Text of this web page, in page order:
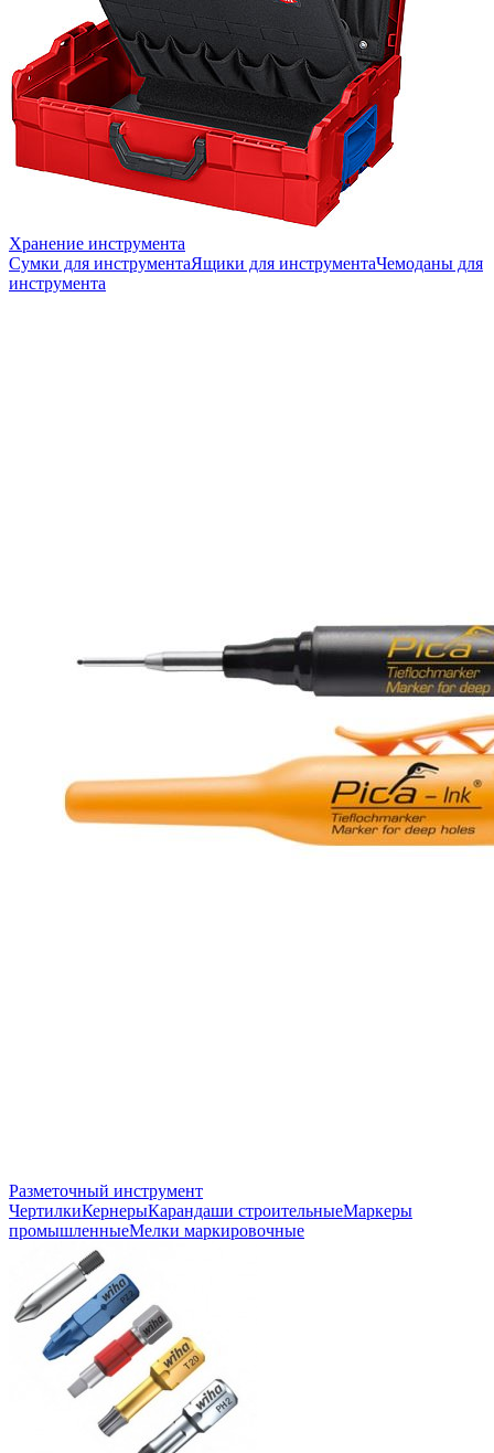
Хранение инструмента
Сумки для инструментаЯщики для инструментаЧемоданы для
инструмента
Разметочный инструмент
ЧертилкиКернерыКарандаши строительныеМаркеры
промышленныеМелки маркировочные